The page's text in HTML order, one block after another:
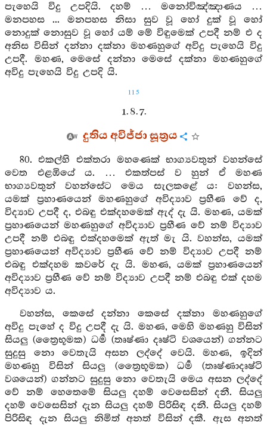
පැහෙයි විදු උපදියි. දහම් … මනෝවිඤ්ඤාණය …
මනපහස ... මනපහස නිසා සුව වූ හෝ දුක් වූ හෝ
නොදුක් නොසුව වූ හෝ යම් මේ විඳුමෙක් උපදී නම් එ ද
අනිස විසින් දන්නා දක්නා මහණහුගේ අවිදු පැහෙයි විදු
උපදී. මහණ, මෙසේ දන්නා මෙසේ දක්නා මහණහුගේ
අවිදු පැහෙයි විදු උපදි යි.
115
1. 8. 7.
දුතිය අවිජ්ජා සූත්‍රය
80. එකල්හි එක්තරා මහණෙක් භාග්‍යවතුන් වහන්සේ
වෙත එළඹියේ ය. … එකත්පස් ව හුන් ඒ මහණ
භාග්‍යවතුන් වහන්සේට මෙය සැලකළේ ය: වහන්ස,
යමක් ප්‍රහාණයෙන් මහණහුගේ අවිද්‍යාව ප්‍රහීණ වේ ද,
විද්‍යාව උපදී ද, එබඳු එක්දහමෙක් ඇද් දැ යි. මහණ, යමක්
ප්‍රහාණයෙන් මහණහුගේ අවිද්‍යාව ප්‍රහීණ වේ නම් විද්‍යාව
උපදී නම් එබඳු එක්දහමෙක් ඇත් මැ යි. වහන්ස, යමක්
ප්‍රහාණයෙන් අවිද්‍යාව ප්‍රහීණ වේ නම් විද්‍යාව උපදී නම්
එබඳු එක්දහම කවරේ දැ යි. මහණ, යමක් ප්‍රහාණයෙන්
අවිද්‍යාව ප්‍රහීණ වේ නම් විද්‍යාව උපදී නම් එබඳු එක් දහම
අවිද්‍යාව ය.
වහන්ස, කෙසේ දන්නා කෙසේ දක්නා මහණහුගේ
අවිදු පැහේ ද විදු උපදී දැ යි. මහණ, මෙහි මහණහු විසින්
සියලු (ත්‍රෛභූමක) ධර්‍ම (තෘෂ්ණා දෘෂ්ටි වශයෙන්) ගන්නට
සුදුසු නො වෙතැයි අසන ලද්දේ වෙයි. මහණ, ඉදින්
මහණහු විසින් සියලු (ත්‍රෛභූමක) ධර්‍ම (තෘෂ්ණාදෘෂ්ටි
වශයෙන්) ගන්නට සුදුසු නො වෙතැයි මෙය අසන ලද්දේ
වේ නම් හෙතෙමේ සියලු දහම් වෙසෙසින් දනී. සියලු
දහම් වෙසෙසින් දැන සියලු දහම් පිරිසිඳ දනී. සියලු දහම්
පිරිසිඳ දැන සියලු නිමිත් අනත් විසින් දකී. ඇස අනත්